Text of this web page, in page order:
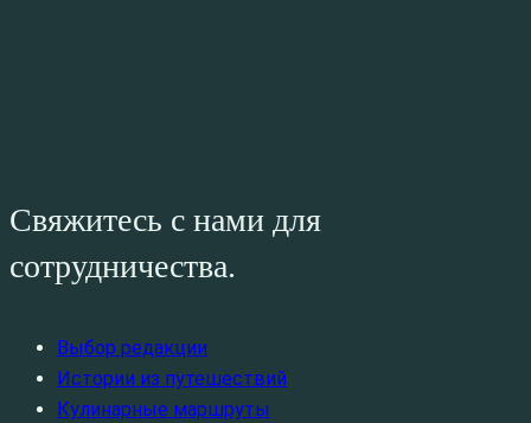
Свяжитесь с нами для
сотрудничества.
Выбор редакции
Истории из путешествий
Кулинарные маршруты